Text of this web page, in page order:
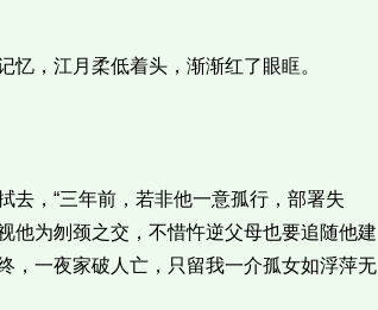
，江月柔低着头，渐渐红了眼眶。
，“三年前，若非他一意孤行，部署失
他为刎颈之交，不惜忤逆父母也要追随他建
，一夜家破人亡，只留我一介孤女如浮萍无